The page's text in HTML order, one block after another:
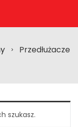
>
Przedłużacze
szukasz.